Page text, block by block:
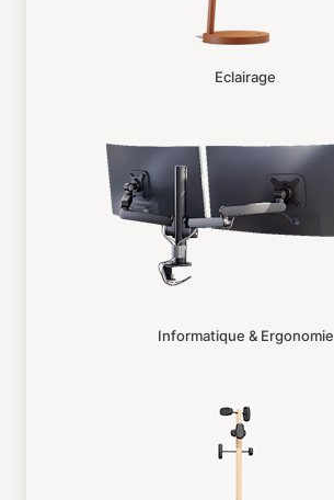
Eclairage
Informatique & Ergonomie